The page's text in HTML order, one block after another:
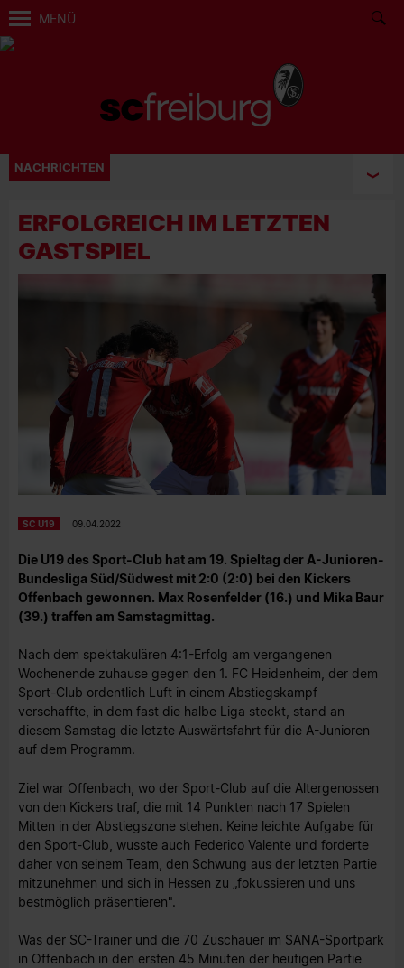
MENÜ
NACHRICHTEN
ERFOLGREICH IM LETZTEN
GASTSPIEL
SC U19 09.04.2022
Die U19 des Sport-Club hat am 19. Spieltag der A-Junioren-
Bundesliga Süd/Südwest mit 2:0 (2:0) bei den Kickers
Offenbach gewonnen. Max Rosenfelder (16.) und Mika Baur
(39.) traffen am Samstagmittag.
Nach dem spektakulären 4:1-Erfolg am vergangenen
Wochenende zuhause gegen den 1. FC Heidenheim, der dem
Sport-Club ordentlich Luft in einem Abstiegskampf
verschaffte, in dem fast die halbe Liga steckt, stand an
diesem Samstag die letzte Auswärtsfahrt für die A-Junioren
auf dem Programm.
Ziel war Offenbach, wo der Sport-Club auf die Altergenossen
von den Kickers traf, die mit 14 Punkten nach 17 Spielen
Mitten in der Abstiegszone stehen. Keine leichte Aufgabe für
den Sport-Club, wusste auch Federico Valente und forderte
daher von seinem Team, den Schwung aus der letzten Partie
mitzunehmen und sich in Hessen zu „fokussieren und uns
bestmöglich präsentieren".
Was der SC-Trainer und die 70 Zuschauer im SANA-Sportpark
in Offenbach in den ersten 45 Minuten der heutigen Partie